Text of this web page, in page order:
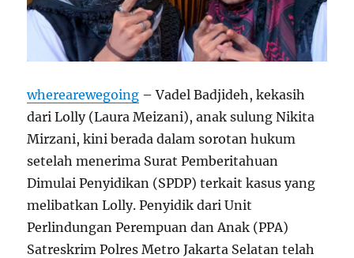
wherearewegoing – Vadel Badjideh, kekasih
dari Lolly (Laura Meizani), anak sulung Nikita
Mirzani, kini berada dalam sorotan hukum
setelah menerima Surat Pemberitahuan
Dimulai Penyidikan (SPDP) terkait kasus yang
melibatkan Lolly. Penyidik dari Unit
Perlindungan Perempuan dan Anak (PPA)
Satreskrim Polres Metro Jakarta Selatan telah